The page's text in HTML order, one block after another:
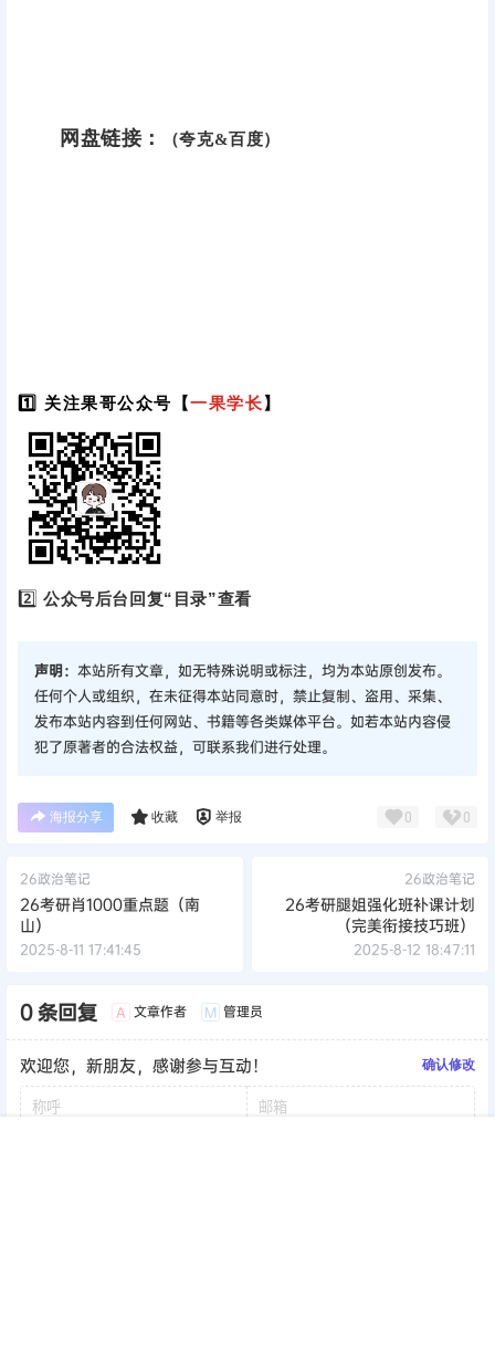
网盘链接： （夸克&百度）
1️⃣ 关注果哥公众号【一果学长】
2️⃣公众号后台回复“目录”查看
声明： 本站所有文章，如无特殊说明或标注，均为本站原创发布。
任何个人或组织，在未征得本站同意时，禁止复制、盗用、采集、
发布本站内容到任何网站、书籍等各类媒体平台。如若本站内容侵
犯了原著者的合法权益，可联系我们进行处理。
海报分享 收藏 举报 0 0
26政治笔记
26考研肖1000重点题（南
山）
2025-8-11 17:41:45
26政治笔记
26考研腿姐强化班补课计划
（完美衔接技巧班）
2025-8-12 18:47:11
0 条回复 A 文章作者 M 管理员
欢迎您，新朋友，感谢参与互动！ 确认修改